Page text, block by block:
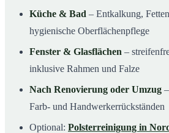
Küche & Bad – Entkalkung,
hygienische Oberflächenpflege
Fenster & Glasflächen –
inklusive Rahmen und Falze
Nach Renovierung oder Umzug
Farb- und Handwerkerrückständen
Optional: Polsterreinigung in